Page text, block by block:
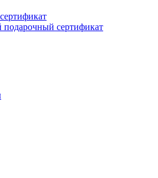
сертификат